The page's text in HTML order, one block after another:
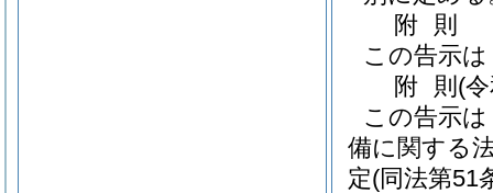
附 則
この告示
附 則 (
この告示
備に関する
定(同法第51